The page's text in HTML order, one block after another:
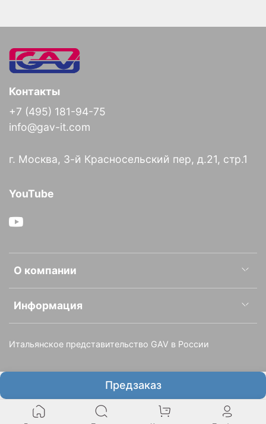
Предзаказ
О компании
Информация
Контакты
+7 (495) 181-94-75
info@gav-it.com
г. Москва, 3-й Красносельский пер, д.21, стр.1
YouTube
Итальянское представительство GAV в России